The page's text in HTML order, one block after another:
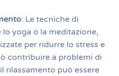
: Le tecniche di
yoga o la meditazione,
per ridurre lo stress e
contribuire a problemi di
rilassamento può essere